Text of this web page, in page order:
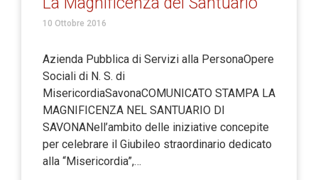
10 Ottobre 2016
Azienda Pubblica di Servizi alla PersonaOpere
Sociali di N. S. di
MisericordiaSavonaCOMUNICATO STAMPA LA
MAGNIFICENZA NEL SANTUARIO DI
SAVONANell’ambito delle iniziative concepite
per celebrare il Giubileo straordinario dedicato
alla “Misericordia”,…